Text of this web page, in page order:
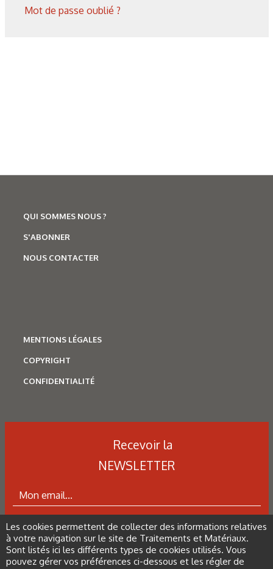
Corrosion,Hydrogène
techniques d’analyse
Traitements thermiques
Les aciers pour trempe
Mot de passe oublié ?
QUI SOMMES NOUS ?
S'ABONNER
NOUS CONTACTER
MENTIONS LÉGALES
COPYRIGHT
CONFIDENTIALITÉ
Recevoir la
NEWSLETTER
ABONNEZ-VOUS À LA NEWSLETTER
Les cookies permettent de collecter des informations relatives
à votre navigation sur le site de Traitements et Matériaux.
Sont listés ici les différents types de cookies utilisés. Vous
pouvez gérer vos préférences ci-dessous et les régler de